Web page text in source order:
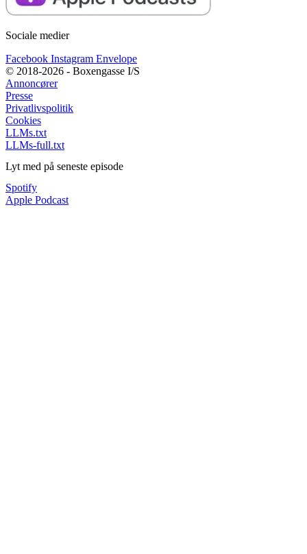
Sociale medier
Facebook Instagram Envelope
© 2018-2026 - Boxengasse I/S
Annoncører
Presse
Privatlivspolitik
Cookies
LLMs.txt
LLMs-full.txt
Lyt med på seneste episode
Spotify
Apple Podcast